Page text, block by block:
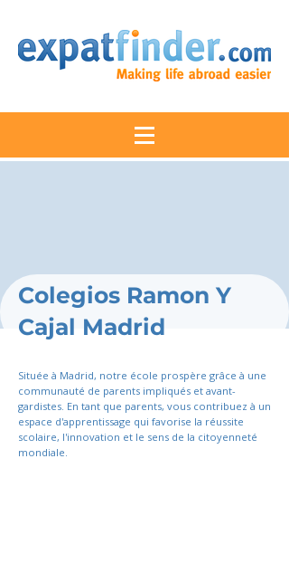
Colegios Ramon Y
Cajal Madrid
Située à Madrid, notre école prospère grâce à une
communauté de parents impliqués et avant-
gardistes. En tant que parents, vous contribuez à un
espace d'apprentissage qui favorise la réussite
scolaire, l'innovation et le sens de la citoyenneté
mondiale.